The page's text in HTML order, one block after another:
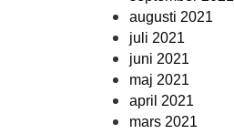
augusti 2021
juli 2021
juni 2021
maj 2021
april 2021
mars 2021